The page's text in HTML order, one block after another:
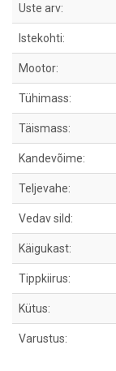
Uste arv:
Istekohti:
Mootor:
Tühimass:
Täismass:
Kandevõime:
Teljevahe:
Vedav sild:
Käigukast:
Tippkiirus:
Kütus:
Varustus: